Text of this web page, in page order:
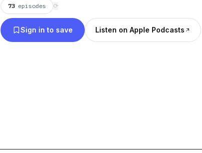
73 episodes ⟳
Sign in to save Listen on Apple Podcasts